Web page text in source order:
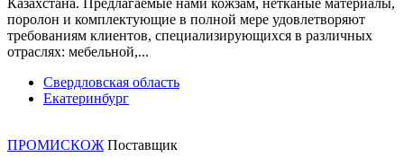
поролон и комплектующие в полной мере удовлетворяют
требованиям клиентов, специализирующихся в различных
отраслях: мебельной,...
Свердловская область
Екатеринбург
ПРОМИСКОЖ Поставщик